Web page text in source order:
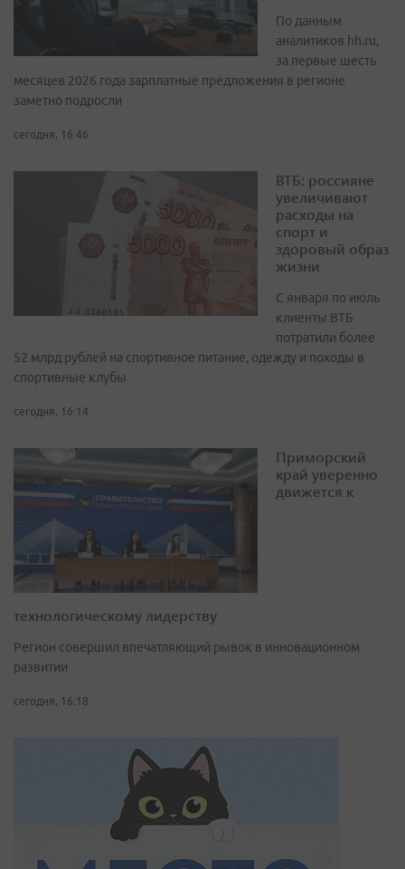
По данным
аналитиков hh.ru,
за первые шесть
месяцев 2026 года зарплатные предложения в регионе
заметно подросли
сегодня, 16:46
ВТБ: россияне
увеличивают
расходы на
спорт и
здоровый образ
жизни
С января по июль
клиенты ВТБ
потратили более
52 млрд рублей на спортивное питание, одежду и походы в
спортивные клубы
сегодня, 16:14
Приморский
край уверенно
движется к
технологическому лидерству
Регион совершил впечатляющий рывок в инновационном
развитии
сегодня, 16:18